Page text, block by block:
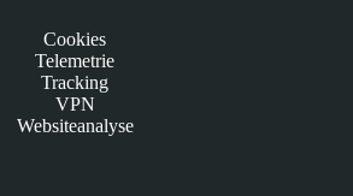
Cookies
Telemetrie
Tracking
VPN
Websiteanalyse